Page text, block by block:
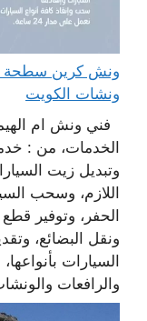
ونشات الكويت
فني ونش ام
الخدمات، من :
وتبديل زيت
اللازم، وسحب
الحفر، وتوفير قطع
ونقل البضائع،
السيارات
والرافعات